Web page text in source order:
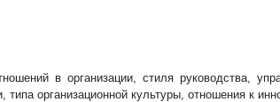
в организации, стиля руководства,
организационной культуры, отношения к